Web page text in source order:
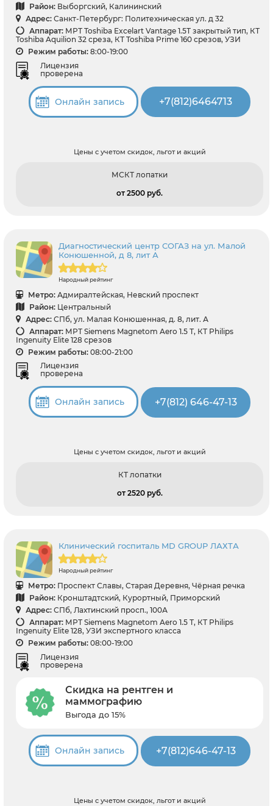
Район: Выборгский, Калининский
Адрес: Санкт-Петербург: Политехническая ул. д 32
Аппарат: МРТ Toshiba Excelart Vantage 1.5T закрытый тип, КТ
Toshiba Aquilion 32 среза, КТ Toshiba Prime 160 срезов, УЗИ
Режим работы: 8:00-19:00
Лицензия
проверена
Онлайн запись +7(812)6464713
Цены с учетом скидок, льгот и акций
МСКТ лопатки
от 2500 pуб.
Диагностический центр СОГАЗ на ул. Малой
Конюшенной, д 8, лит А
Народный рейтинг
Метро: Адмиралтейская, Невский проспект
Район: Центральный
Адрес: СПб, ул. Малая Конюшенная, д. 8, лит. А
Аппарат: МРТ Siemens Magnetom Aero 1.5 Т, КТ Philips
Ingenuity Elite 128 срезов
Режим работы: 08:00-21:00
Лицензия
проверена
Онлайн запись +7(812) 646-47-13
Цены с учетом скидок, льгот и акций
КТ лопатки
от 2520 pуб.
Клинический госпиталь MD GROUP ЛАХТА
Народный рейтинг
Метро: Проспект Славы, Старая Деревня, Чёрная речка
Район: Кронштадтский, Курортный, Приморский
Адрес: СПб, Лахтинский просп., 100А
Аппарат: МРТ Siemens Magnetom Aero 1.5 Т, КТ Philips
Ingenuity Elite 128, УЗИ экспертного класса
Режим работы: 08:00-19:00
Лицензия
проверена
Скидка на рентген и
маммографию
Выгода до 15%
Онлайн запись +7(812)646-47-13
Цены с учетом скидок, льгот и акций